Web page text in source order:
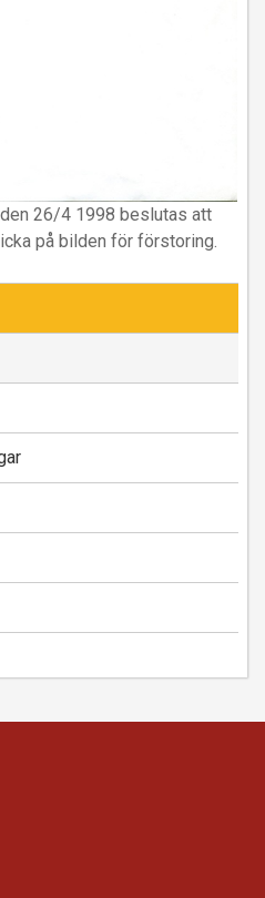
26/4 1998 beslutas att
på bilden för förstoring.